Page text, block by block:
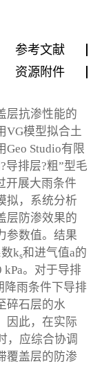
参考文献
资源附件
层抗渗性能的
VG模型拟合土
Studio有限
导排层?粗”型毛
开展大雨条件
拟，系统分析
层防渗效果的
参数值。结果
ks和进气值a的
kPa。对于导排
降雨条件下导排
碎石层的水
因此，在实际
，应综合协调
覆盖层的防渗